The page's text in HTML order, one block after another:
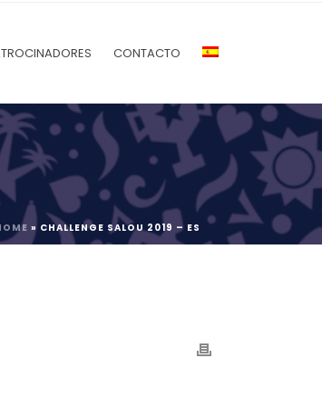
CONTACTO
» CHALLENGE SALOU 2019 – ES